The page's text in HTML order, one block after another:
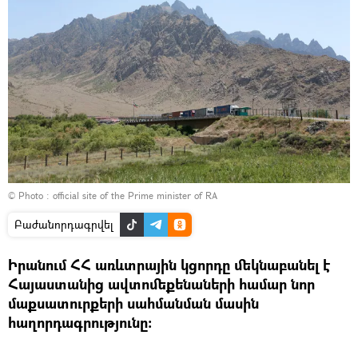
© Photo : official site of the Prime minister of RA
Բաժանորդագրվել
Իրանում ՀՀ առևտրային կցորդը մեկնաբանել է
Հայաստանից ավտոմեքենաների համար նոր
մաքսատուրքերի սահմանման մասին
հաղորդագրությունը: